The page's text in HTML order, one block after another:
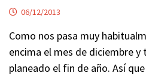
06/12/2013
Como nos pasa muy
encima el mes de diciembre
planeado el fin de año. Así